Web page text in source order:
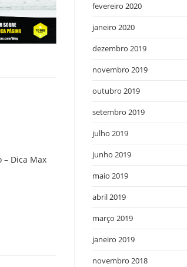
fevereiro 2020
janeiro 2020
dezembro 2019
novembro 2019
outubro 2019
setembro 2019
julho 2019
junho 2019
maio 2019
abril 2019
março 2019
janeiro 2019
novembro 2018